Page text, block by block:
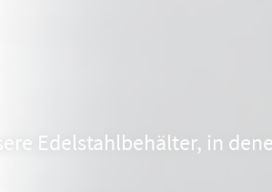
Edelstahlbehälter, in